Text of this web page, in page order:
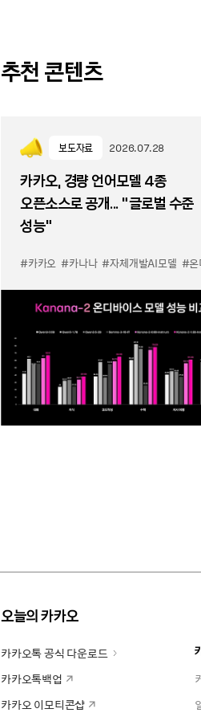
추천 콘텐츠
보도자료 2026.07.28
카카오, 경량 언어모델 4종
오픈소스로 공개... “글로벌 수준
성능”
#카카오 #카나나 #자체개발AI모델 #온디바
오늘의 카카오
카카오톡 공식 다운로드
카카오톡백업
카카오 이모티콘샵